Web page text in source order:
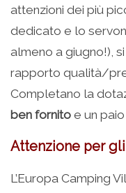
attenzioni dei più
dedicato e lo
almeno a giugno!),
rapporto qualità/
Completano la
ben fornito e un
Attenzione per
L’Europa Camping